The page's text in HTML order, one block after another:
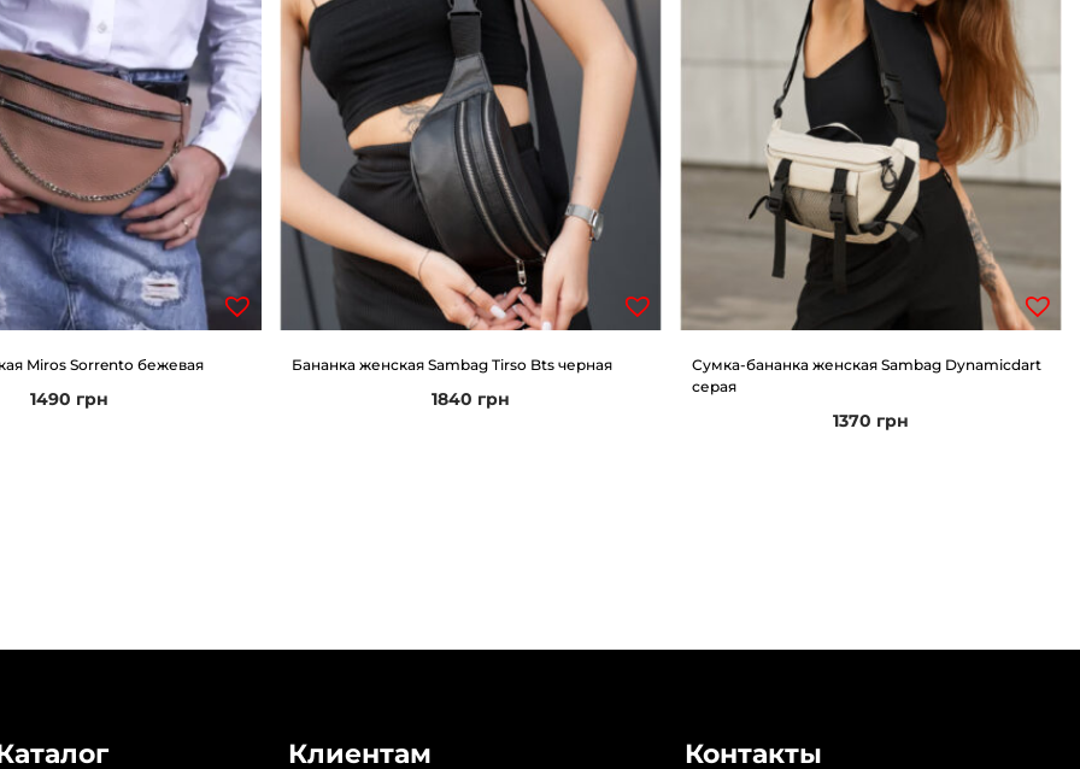
Miros Sorrento бежевая
1490 грн
Бананка женская Sambag Tirso Bts черная
1840 грн
Сумка-бананка женская Sambag Dynamicdart
серая
1370 грн
Клиентам Контакты